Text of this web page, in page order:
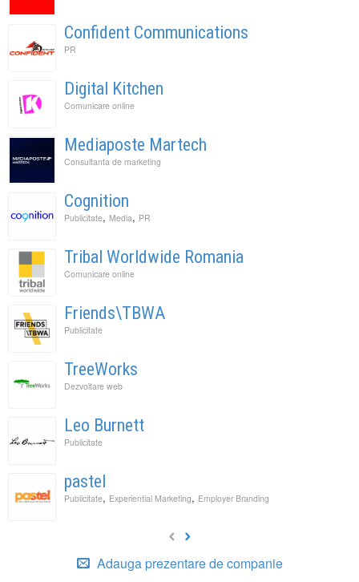
Confident Communications
PR
Digital Kitchen
Comunicare online
Mediaposte Martech
Consultanta de marketing
Cognition
Publicitate, Media, PR
Tribal Worldwide Romania
Comunicare online
Friends\TBWA
Publicitate
TreeWorks
Dezvoltare web
Leo Burnett
Publicitate
pastel
Publicitate, Experiential Marketing, Employer Branding
Adauga prezentare de companie